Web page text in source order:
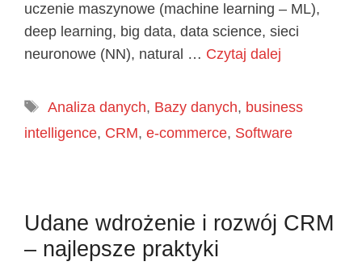
uczenie maszynowe (machine learning – ML),
deep learning, big data, data science, sieci
neuronowe (NN), natural … Czytaj dalej
Tagi
Analiza danych, Bazy danych, business
intelligence, CRM, e-commerce, Software
Udane wdrożenie i rozwój CRM
– najlepsze praktyki